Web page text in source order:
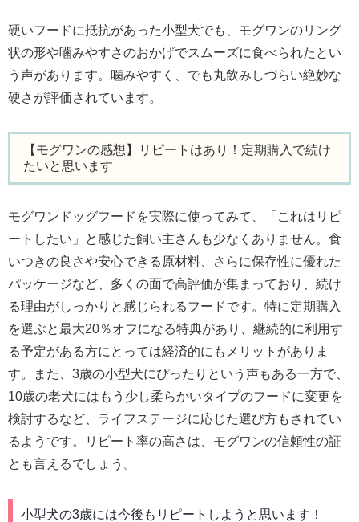
硬いフードに抵抗があった小型犬でも、モグワンのリング
状の形や噛みやすさのおかげでスムーズに食べられたとい
う声があります。噛みやすく、でも丸飲みしづらい絶妙な
硬さが評価されています。
【モグワンの感想】リピートはあり！定期購入で続け
たいと思います
モグワンドッグフードを実際に使ってみて、「これはリピ
ートしたい」と感じた飼い主さんも少なくありません。食
いつきの良さや安心できる原材料、さらに保存性に優れた
パッケージなど、多くの面で高評価が集まっており、続け
る理由がしっかりと感じられるフードです。特に定期購入
を選ぶと最大20％オフになる特典があり、継続的に利用す
る予定がある方にとっては経済的にもメリットがありま
す。また、3歳の小型犬にぴったりという声もある一方で、
10歳の老犬にはもう少し柔らかいタイプのフードに変更を
検討するなど、ライフステージに応じた選び方もされてい
るようです。リピート率の高さは、モグワンの信頼性の証
とも言えるでしょう。
小型犬の3歳には今後もリピートしようと思います！